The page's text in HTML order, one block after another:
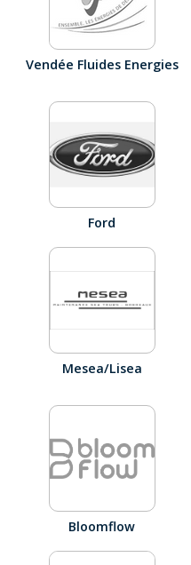
Vendée Fluides Energies
Ford
Mesea/Lisea
Bloomflow